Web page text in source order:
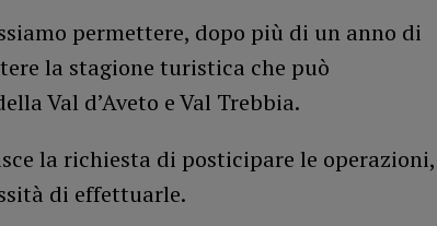
permettere, dopo più di un anno di
la stagione turistica che può
Val d’Aveto e Val Trebbia.
la richiesta di posticipare le operazioni,
di effettuarle.